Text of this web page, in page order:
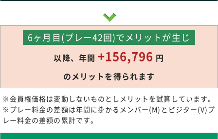
6ヶ月目(プレー42回)でメリットが生じ
以降、年間 +156,796 円
のメリットを得られます
※会員権価格は変動しないものとしメリットを試算しています。
※プレー料金の差額は年間に掛かるメンバー(M)とビジター(V)プ
レー料金の差額の累計です。